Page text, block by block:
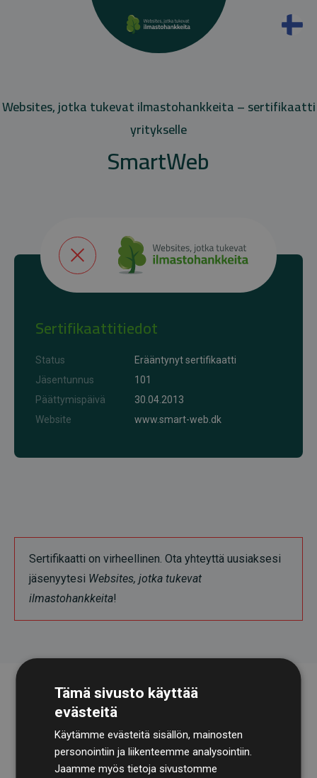
Websites, jotka tukevat ilmastohankkeita – sertifikaatti
yritykselle
SmartWeb
Sertifikaattitiedot
Status
Erääntynyt sertifikaatti
Jäsentunnus
101
Päättymispäivä
30.04.2013
Website
www.smart-web.dk
Sertifikaatti on virheellinen. Ota yhteyttä uusiaksesi
jäsenyytesi Websites, jotka tukevat
ilmastohankkeita!
Tämä sivusto käyttää
evästeitä
Käytämme evästeitä sisällön, mainosten
personointiin ja liikenteemme analysointiin.
Jaamme myös tietoja sivustomme